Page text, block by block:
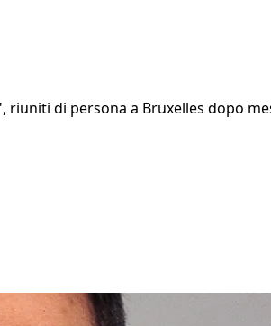
di persona a Bruxelles dopo